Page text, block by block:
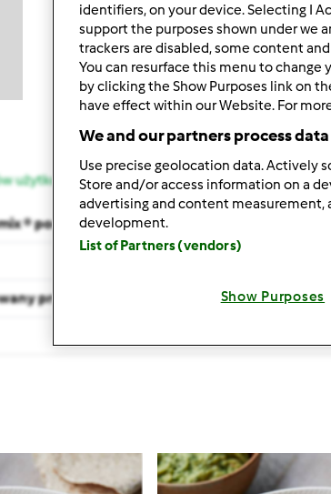
użytkownika: 15
® posiadasz?
przepis
identifiers, on your device. Selecting I
support the purposes shown under we
trackers are disabled, some content
You can resurface this menu to
by clicking the Show Purposes link on
have effect within our Website. For
We and our partners process
Use precise geolocation data. Actively
Store and/or access information on a
advertising and content measurement,
development.
List of Partners (vendors)
Show Purposes